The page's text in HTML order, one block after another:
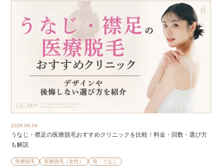
2026.08.04
うなじ・襟足の医療脱毛おすすめクリニックを比較！料金・回数・選び方
も解説
医療脱毛 医療脱毛（女性） 首・うなじ